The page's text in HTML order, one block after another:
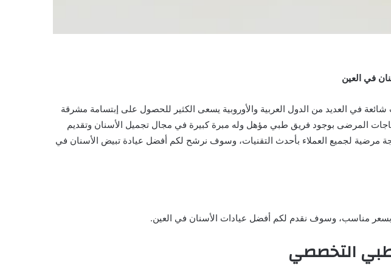
في العين
في العديد من الدول العربية والأوروبية يسعى الكثير للحصول على إبتسامة مشرقة
المرضى بوجود فريق طبي مؤهل وله مبرة كبيرة في مجال تجميل الأسنان وتقديم
مرضية لجميع العملاء بأحدث التقنيات، وسوف نرشح لكم أفضل عيادة تبيض الأسنان في
بسعر مناسب، وسوف نقدم لكم أفضل عيادات الأسنان في العين.
التخصصي